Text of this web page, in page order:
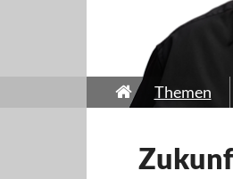
Themen